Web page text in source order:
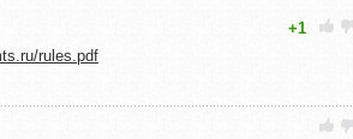
+1
rules.pdf